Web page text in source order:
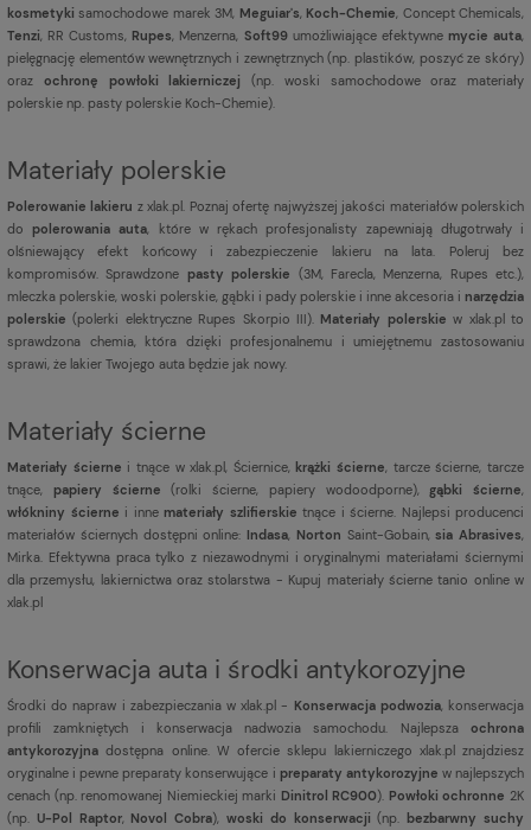
kosmetykisamochodowe marek 3M, Meguiar's Koch-Chemie , Concept Chemicals,
Tenzi , RR Customs, Rupes , Menzerna, Soft99umożliwiające efektywne mycie auta
pielęgnację elementów wewnętrznych i zewnętrznych (np. plastików, poszyć ze skóry)
oraz ochronę powłoki lakierniczej (np. woski samochodowe oraz materiały
polerskie np. pasty polerskie Koch-Chemie).
Materiały polerskie
Polerowanie lakieru z xlak.pl. Poznaj ofertę najwyższej jakości materiałów polerskich
dopolerowania auta , które w rękach profesjonalisty zapewniają długotrwały i
olśniewający efekt końcowy i zabezpieczenie lakieru na lata. Poleruj bez
kompromisów. Sprawdzone pasty polerskie (3M, Farecla, Menzerna, Rupes etc.),
mleczka polerskie, woski polerskie, gąbki i pady polerskie i inne akcesoria i narzędzia
polerskie (polerki elektryczne Rupes Skorpio III). Materiały polerskie w xlak.pl to
sprawdzona chemia, która dzięki profesjonalnemu i umiejętnemu zastosowaniu
sprawi, że lakier Twojego auta będzie jak nowy.
Materiały ścierne
Materiały ścierne i tnące w xlak.pl, Ściernice,krążki ścierne , tarcze ścierne, tarcze
tnące, papiery ścierne (rolki ścierne, papiery wodoodporne),gąbki ścierne
włókniny ścierne i inne materiały szlifierskie tnące i ścierne. Najlepsi producenci
materiałów ściernych dostępni online: Indasa Norton Saint-Gobain,sia Abrasives
Mirka. Efektywna praca tylko z niezawodnymi i oryginalnymi materiałami ściernymi
dla przemysłu, lakiernictwa oraz stolarstwa - Kupuj materiały ścierne tanio online w
xlak.pl
Konserwacja auta i środki antykorozyjne
Środki do napraw i zabezpieczania w xlak.pl - Konserwacja podwozia, konserwacja
profili zamkniętych i konserwacja nadwozia samochodu. Najlepsza ochrona
antykorozyjna dostępna online. W ofercie sklepu lakierniczego xlak.pl znajdziesz
oryginalne i pewne preparaty konserwujące i preparaty antykorozyjne w najlepszych
cenach (np. renomowanej Niemieckiej marki Dinitrol RC900). Powłoki ochronne 2K
(np. U-Pol Raptor, Novol Cobra),woski do konserwacji (np.bezbarwny suchy